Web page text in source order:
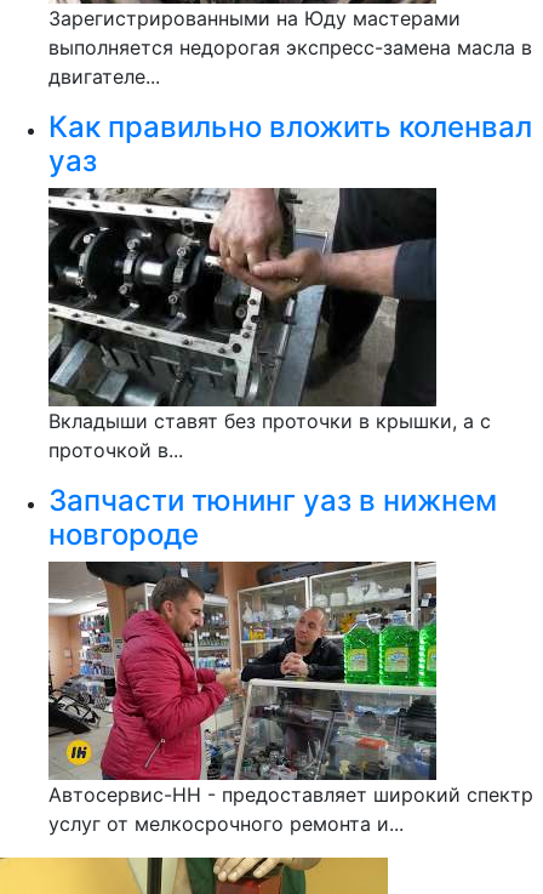
Зарегистрированными на Юду мастерами
выполняется недорогая экспресс-замена масла в
двигателе...
Как правильно вложить коленвал
уаз
Вкладыши ставят без проточки в крышки, а с
проточкой в...
Запчасти тюнинг уаз в нижнем
новгороде
Автосервис-НН - предоставляет широкий спектр
услуг от мелкосрочного ремонта и...